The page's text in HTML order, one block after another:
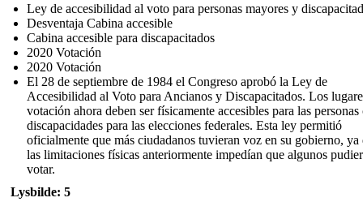
Ley de accesibilidad al voto para personas mayores y
Desventaja Cabina accesible
Cabina accesible para discapacitados
2020 Votación
2020 Votación
El 28 de septiembre de 1984 el Congreso aprobó la Ley de
Accesibilidad al Voto para Ancianos y Discapacitados. Los
votación ahora deben ser físicamente accesibles para las personas
discapacidades para las elecciones federales. Esta ley permitió
oficialmente que más ciudadanos tuvieran voz en su gobierno, ya
las limitaciones físicas anteriormente impedían que algunos
votar.
Lysbilde: 5